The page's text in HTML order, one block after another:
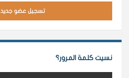
تسجيل عضو جديد
نسيت كلمة المرور؟